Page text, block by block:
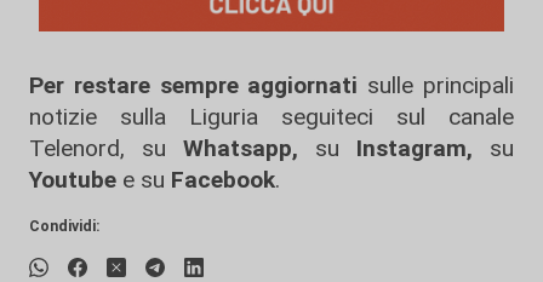
Per restare sempre aggiornati sulle principali
notizie sulla Liguria seguiteci sul canale
Telenord, su
Whatsapp, su Instagram, su
Youtube e su Facebook.
Condividi: